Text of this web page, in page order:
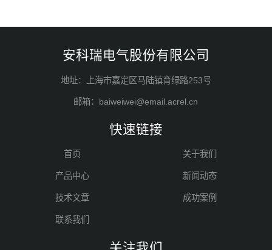
安科瑞电气股份有限公司
地址：上海市嘉定区马陆镇育绿路253号
邮箱：baiweiwei@email.acrel.cn
快速链接
首页 关于我们
产品中心 新闻动态
技术文章 成功案例
联系我们